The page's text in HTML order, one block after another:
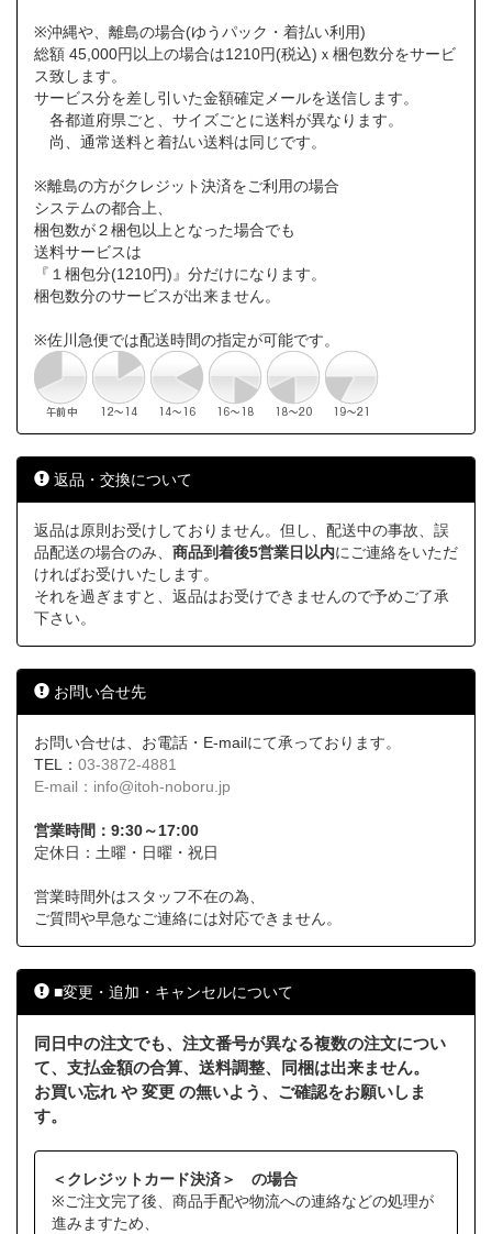
※沖縄や、離島の場合(ゆうパック・着払い利用)
総額 45,000円以上の場合は1210円(税込)ｘ梱包数分をサービ
ス致します。
サービス分を差し引いた金額確定メールを送信します。
各都道府県ごと、サイズごとに送料が異なります。
尚、通常送料と着払い送料は同じです。
※離島の方がクレジット決済をご利用の場合
システムの都合上、
梱包数が２梱包以上となった場合でも
送料サービスは
『１梱包分(1210円)』分だけになります。
梱包数分のサービスが出来ません。
※佐川急便では配送時間の指定が可能です。
返品・交換について
返品は原則お受けしておりません。但し、配送中の事故、誤
品配送の場合のみ、 商品到着後5営業日以内にご連絡をいただ
ければお受けいたします。
それを過ぎますと、返品はお受けできませんので予めご了承
下さい。
お問い合せ先
お問い合せは、お電話・E-mailにて承っております。
TEL： 03-3872-4881
E-mail： info@itoh-noboru.jp
営業時間：9:30～17:00
定休日：土曜・日曜・祝日
営業時間外はスタッフ不在の為、
ご質問や早急なご連絡には対応できません。
■変更・追加・キャンセルについて
同日中の注文でも、注文番号が異なる複数の注文につい
て、支払金額の合算、送料調整、同梱は出来ません。
お買い忘れ や 変更 の無いよう、ご確認をお願いしま
す。
＜クレジットカード決済＞ の場合
※ご注文完了後、商品手配や物流への連絡などの処理が
進みますため、